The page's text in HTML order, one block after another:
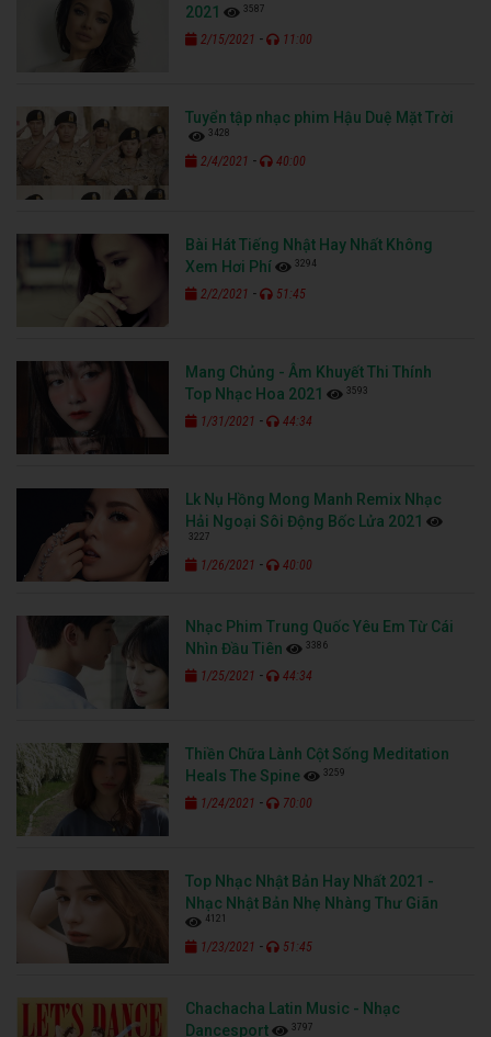
2021
3587
2/15/2021 - 11:00
Tuyển tập nhạc phim Hậu Duệ Mặt Trời
3428
2/4/2021 - 40:00
Bài Hát Tiếng Nhật Hay Nhất Không
Xem Hơi Phí
3294
2/2/2021 - 51:45
Mang Chủng - Âm Khuyết Thi Thính
Top Nhạc Hoa 2021
3593
1/31/2021 - 44:34
Lk Nụ Hồng Mong Manh Remix Nhạc
Hải Ngoại Sôi Động Bốc Lửa 2021
3227
1/26/2021 - 40:00
Nhạc Phim Trung Quốc Yêu Em Từ Cái
Nhìn Đầu Tiên
3386
1/25/2021 - 44:34
Thiền Chữa Lành Cột Sống Meditation
Heals The Spine
3259
1/24/2021 - 70:00
Top Nhạc Nhật Bản Hay Nhất 2021 -
Nhạc Nhật Bản Nhẹ Nhàng Thư Giãn
4121
1/23/2021 - 51:45
Chachacha Latin Music - Nhạc
Dancesport
3797